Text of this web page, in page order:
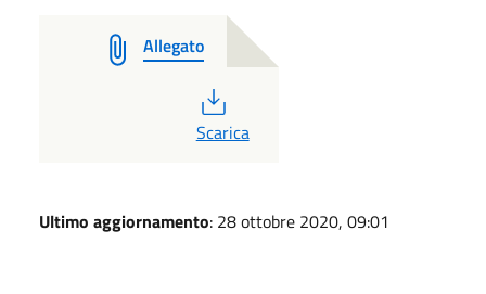
Allegato
PDF
Scarica
Ultimo aggiornamento: 28 ottobre 2020, 09:01